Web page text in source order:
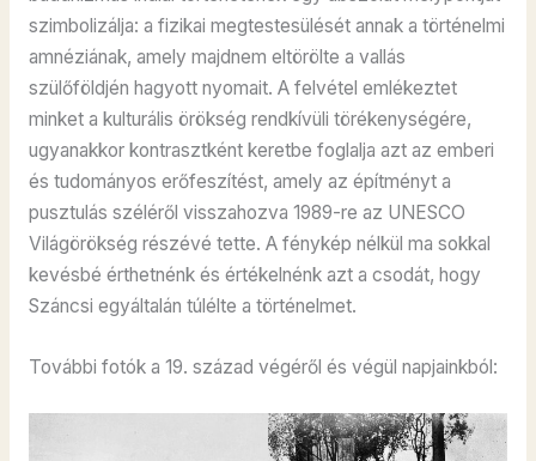
szimbolizálja: a fizikai megtestesülését annak a történelmi
amnéziának, amely majdnem eltörölte a vallás
szülőföldjén hagyott nyomait. A felvétel emlékeztet
minket a kulturális örökség rendkívüli törékenységére,
ugyanakkor kontrasztként keretbe foglalja azt az emberi
és tudományos erőfeszítést, amely az építményt a
pusztulás széléről visszahozva 1989-re az UNESCO
Világörökség részévé tette. A fénykép nélkül ma sokkal
kevésbé érthetnénk és értékelnénk azt a csodát, hogy
Száncsi egyáltalán túlélte a történelmet.
További fotók a 19. század végéről és végül napjainkból: